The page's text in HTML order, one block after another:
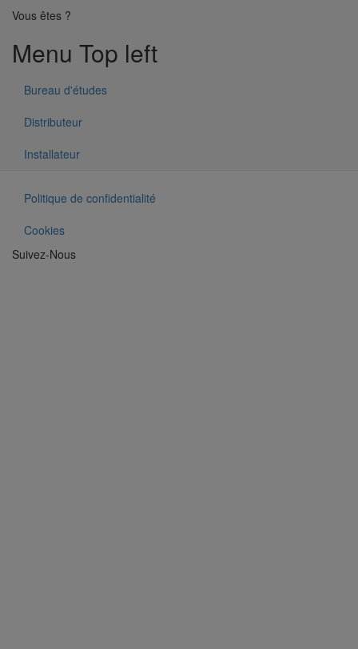
Vous êtes ?
Menu Top left
Bureau d'études
Distributeur
Installateur
Contact
À Propos
Conditions générales de vente
Menu Footer 3
Politique de confidentialité
Cookies
Suivez-Nous